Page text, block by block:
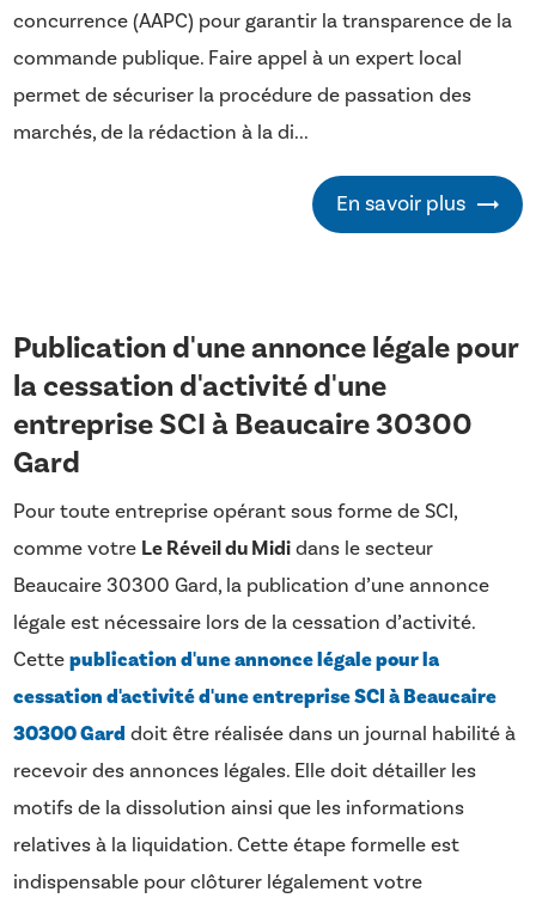
concurrence (AAPC) pour garantir la transparence de la
commande publique. Faire appel à un expert local
permet de sécuriser la procédure de passation des
marchés, de la rédaction à la di...
En savoir plus
Publication d'une annonce légale pour
la cessation d'activité d'une
entreprise SCI à Beaucaire 30300
Gard
Pour toute entreprise opérant sous forme de SCI,
comme votre Le Réveil du Mididans le secteur
Beaucaire 30300 Gard, la publication d’une annonce
légale est nécessaire lors de la cessation d’activité.
Cettepublication d'une annonce légale pour la
cessation d'activité d'une entreprise SCI à Beaucaire
30300 Gard doit être réalisée dans un journal habilité à
recevoir des annonces légales. Elle doit détailler les
motifs de la dissolution ainsi que les informations
relatives à la liquidation. Cette étape formelle est
indispensable pour clôturer légalement votre